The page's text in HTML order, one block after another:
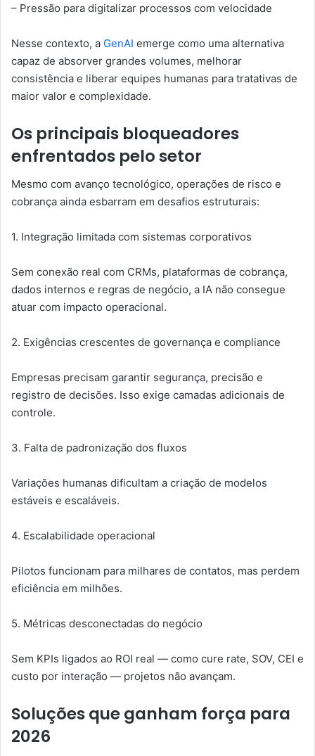
– Pressão para digitalizar processos com velocidade
Nesse contexto, a GenAI emerge como uma alternativa
capaz de absorver grandes volumes, melhorar
consistência e liberar equipes humanas para tratativas de
maior valor e complexidade.
Os principais bloqueadores
enfrentados pelo setor
Mesmo com avanço tecnológico, operações de risco e
cobrança ainda esbarram em desafios estruturais:
1. Integração limitada com sistemas corporativos
Sem conexão real com CRMs, plataformas de cobrança,
dados internos e regras de negócio, a IA não consegue
atuar com impacto operacional.
2. Exigências crescentes de governança e compliance
Empresas precisam garantir segurança, precisão e
registro de decisões. Isso exige camadas adicionais de
controle.
3. Falta de padronização dos fluxos
Variações humanas dificultam a criação de modelos
estáveis e escaláveis.
4. Escalabilidade operacional
Pilotos funcionam para milhares de contatos, mas perdem
eficiência em milhões.
5. Métricas desconectadas do negócio
Sem KPIs ligados ao ROI real — como cure rate, SOV, CEI e
custo por interação — projetos não avançam.
Soluções que ganham força para
2026